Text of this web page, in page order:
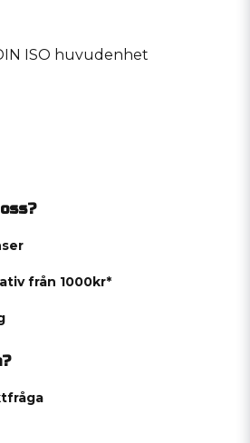
ISO huvudenhet
från 1000kr*